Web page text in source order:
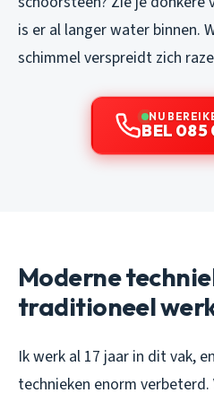
is er al langer water binnen.
schimmel verspreidt zich
NU
BEL 085
Moderne
traditioneel
Ik werk al 17 jaar in dit vak,
technieken enorm